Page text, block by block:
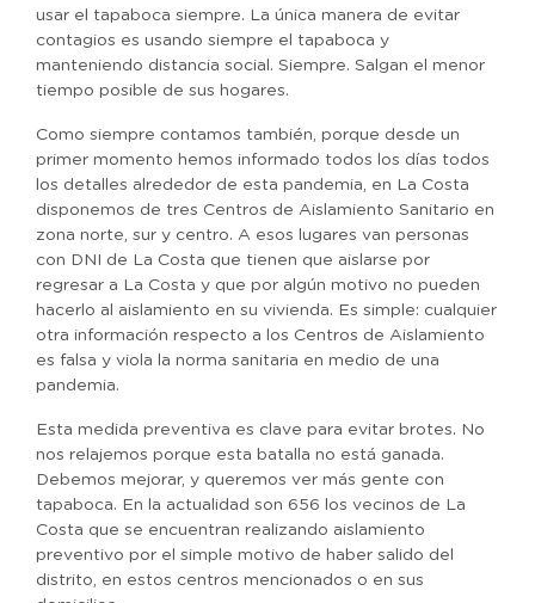
usar el tapaboca siempre. La única manera de evitar
contagios es usando siempre el tapaboca y
manteniendo distancia social. Siempre. Salgan el menor
tiempo posible de sus hogares.
Como siempre contamos también, porque desde un
primer momento hemos informado todos los días todos
los detalles alrededor de esta pandemia, en La Costa
disponemos de tres Centros de Aislamiento Sanitario en
zona norte, sur y centro. A esos lugares van personas
con DNI de La Costa que tienen que aislarse por
regresar a La Costa y que por algún motivo no pueden
hacerlo al aislamiento en su vivienda. Es simple: cualquier
otra información respecto a los Centros de Aislamiento
es falsa y viola la norma sanitaria en medio de una
pandemia.
Esta medida preventiva es clave para evitar brotes. No
nos relajemos porque esta batalla no está ganada.
Debemos mejorar, y queremos ver más gente con
tapaboca. En la actualidad son 656 los vecinos de La
Costa que se encuentran realizando aislamiento
preventivo por el simple motivo de haber salido del
distrito, en estos centros mencionados o en sus